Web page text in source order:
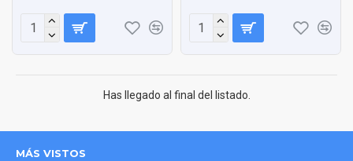
Has llegado al final del listado.
MÁS VISTOS